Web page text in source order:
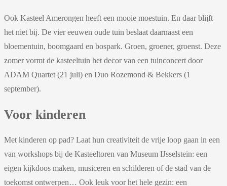
Ook Kasteel Amerongen heeft een mooie moestuin. En daar blijft
het niet bij. De vier eeuwen oude tuin beslaat daarnaast een
bloementuin, boomgaard en bospark. Groen, groener, groenst. Deze
zomer vormt de kasteeltuin het decor van een tuinconcert door
ADAM Quartet (21 juli) en Duo Rozemond & Bekkers (1
september).
Voor kinderen
Met kinderen op pad? Laat hun creativiteit de vrije loop gaan in een
van workshops bij de Kasteeltoren van Museum IJsselstein: een
eigen kijkdoos maken, musiceren en schilderen of de stad van de
toekomst ontwerpen… Ook leuk voor het hele gezin: een